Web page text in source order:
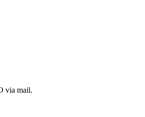
via mail.